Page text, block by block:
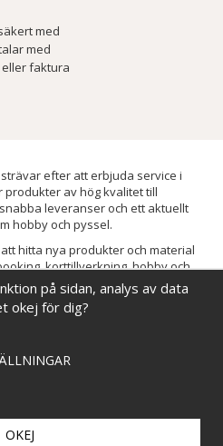
med
med
faktura
efter att erbjuda service i
produkter av hög kvalitet till
leveranser och ett aktuellt
hobby och pyssel.
hitta nya produkter och material
korttillverkning, hobby och
och löpande förbättra och
kan hitta det du behöver hos oss.
på sidan, analys av data
okej för dig?
OKEJ